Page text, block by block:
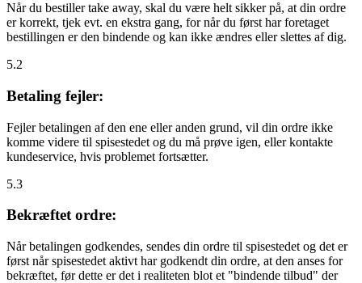
Når du bestiller take away, skal du være helt sikker på, at din ordre
er korrekt, tjek evt. en ekstra gang, for når du først har foretaget
bestillingen er den bindende og kan ikke ændres eller slettes af dig.
5.2
Betaling fejler:
Fejler betalingen af den ene eller anden grund, vil din ordre ikke
komme videre til spisestedet og du må prøve igen, eller kontakte
kundeservice, hvis problemet fortsætter.
5.3
Bekræftet ordre:
Når betalingen godkendes, sendes din ordre til spisestedet og det er
først når spisestedet aktivt har godkendt din ordre, at den anses for
bekræftet, før dette er det i realiteten blot et "bindende tilbud" der